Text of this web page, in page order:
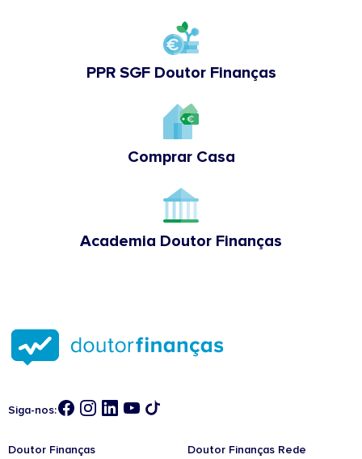
PPR SGF Doutor Finanças
Comprar Casa
Academia Doutor Finanças
Siga-nos:
Doutor Finanças Doutor Finanças Rede